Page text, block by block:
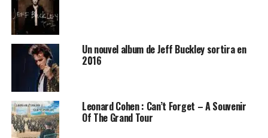
Un nouvel album de Jeff Buckley sortira en
2016
Leonard Cohen : Can’t Forget – A Souvenir
Of The Grand Tour